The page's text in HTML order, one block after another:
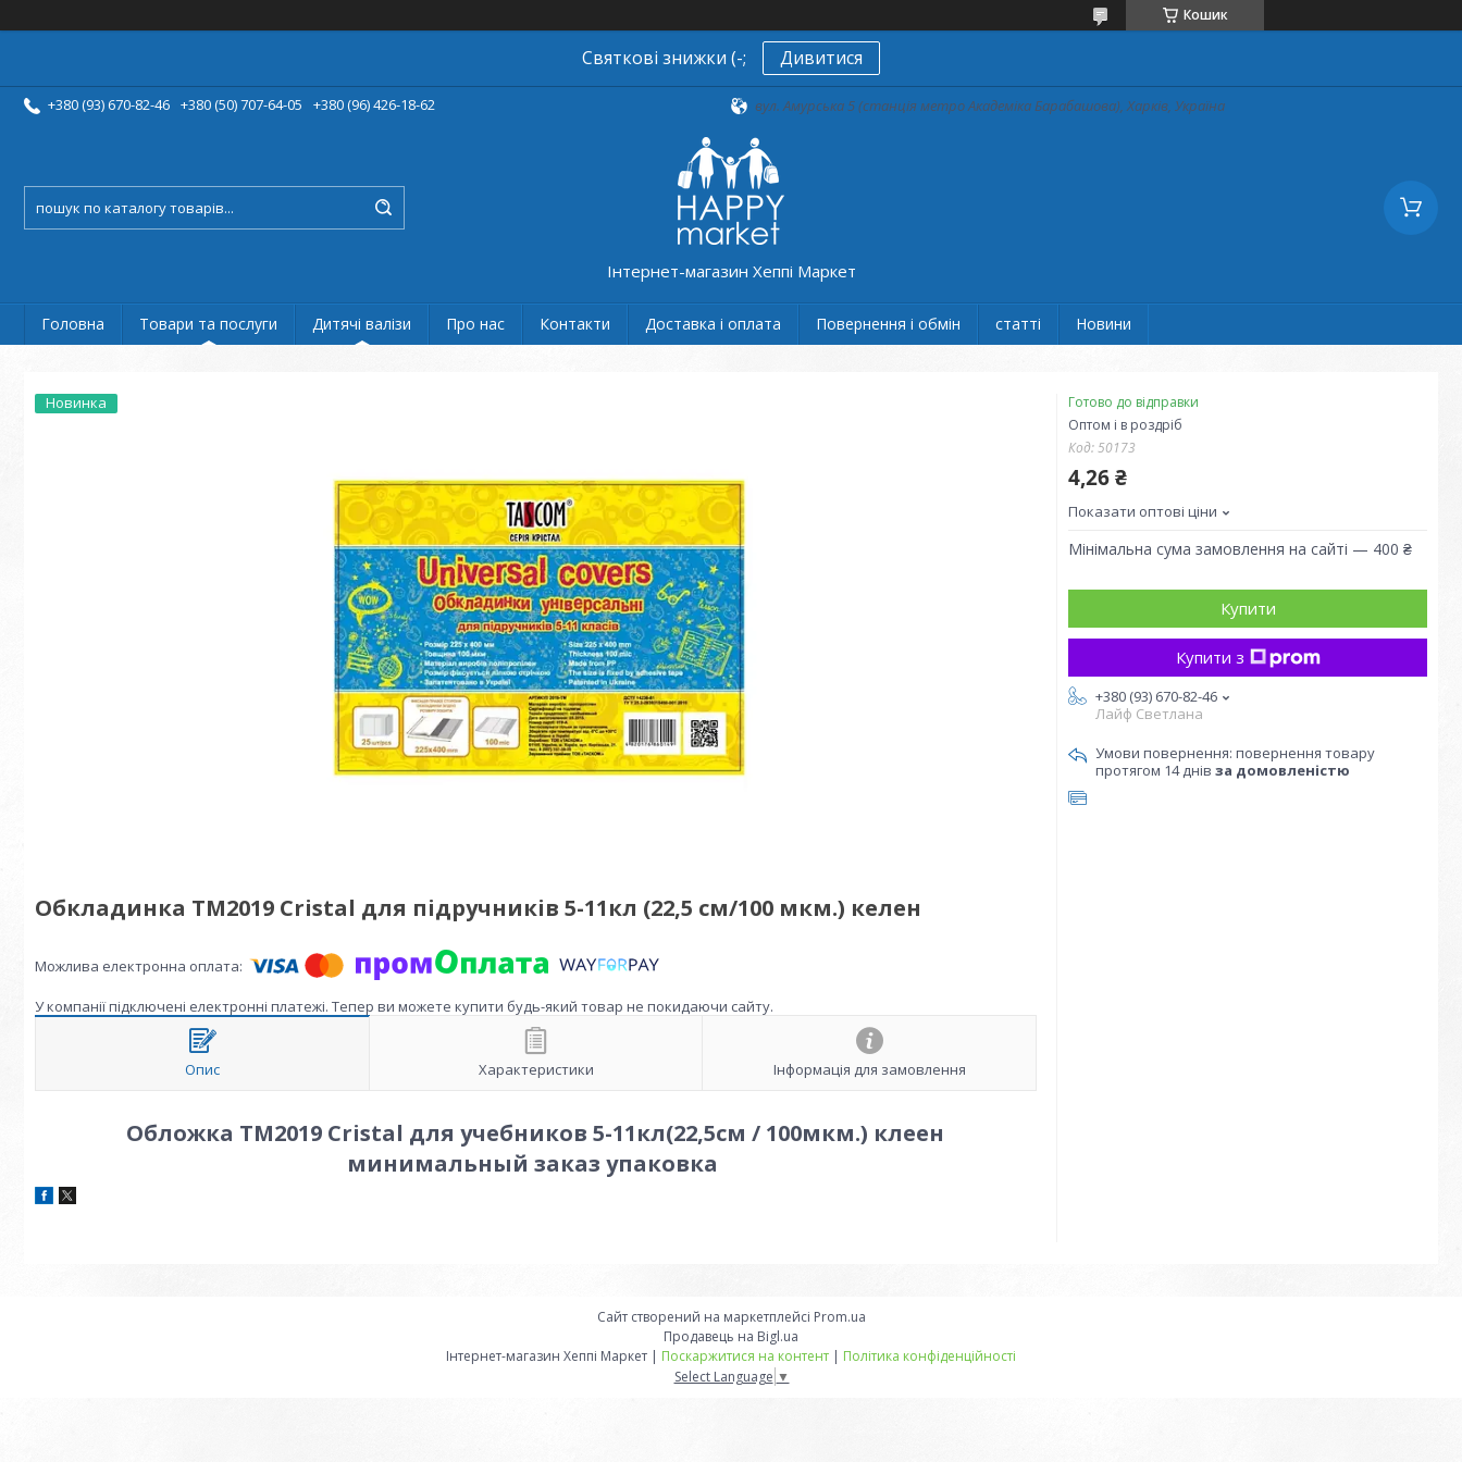
Кошик
Святкові знижки (-; Дивитися
+380 (93) 670-82-46 +380 (50) 707-64-05 +380 (96) 426-18-62 вул. Амурська 5 (станція метро Академіка Барабашова), Харків, Україна
Інтернет-магазин Хеппі Маркет
Головна Товари та послуги Дитячі валізи Про нас Контакти Доставка і оплата Повернення і обмін статті Новини
Новинка
Обкладинка ТМ2019 Cristal для підручників 5-11кл (22,5 см/100 мкм.) келен
У компанії підключені електронні платежі. Тепер ви можете купити будь-який товар не покидаючи сайту.
Опис Характеристики Інформація для замовлення
Обложка ТМ2019 Cristal для учебников 5-11кл(22,5см / 100мкм.) клеен
минимальный заказ упаковка
Готово до відправки
Оптом і в роздріб
Код:50173
4,26 ₴
Показати оптові ціни
Мінімальна сума замовлення на сайті — 400 ₴
Купити
Купити з
+380 (93) 670-82-46
Лайф Светлана
повернення товару
протягом 14 днів за домовленістю
Сайт створений на маркетплейсі Prom.ua
Продавець на Bigl.ua
Інтернет-магазин Хеппі Маркет | Поскаржитися на контент | Політика конфіденційності
Select Language ▼